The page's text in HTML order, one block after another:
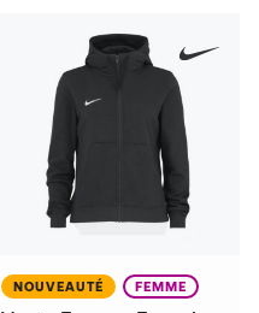
NOUVEAUTÉ FEMME